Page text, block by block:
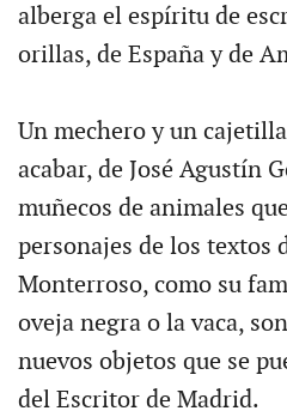
alberga el espíritu de
orillas, de España y de
Un mechero y un
acabar, de José Agustín
muñecos de animales
personajes de los textos
Monterroso, como su
oveja negra o la vaca,
nuevos objetos que se
del Escritor de Madrid.